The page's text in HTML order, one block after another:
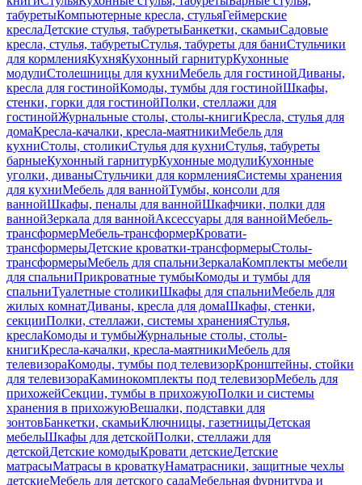
табуретыКомпьютерные кресла, стульяГеймерские
креслаДетские стулья, табуретыБанкетки, скамьиСадовые
кресла, стулья, табуретыСтулья, табуреты для баниСтульчики
для кормленияКухняКухонный гарнитурКухонные
модулиСтолешницы для кухниМебель для гостинойДиваны,
кресла для гостинойКомоды, тумбы для гостинойШкафы,
стенки, горки для гостинойПолки, стеллажи для
гостинойЖурнальные столы, столы-книгиКресла, стулья для
домаКресла-качалки, кресла-маятникиМебель для
кухниСтолы, столикиСтулья для кухниСтулья, табуреты
барныеКухонный гарнитурКухонные модулиКухонные
уголки, диваныСтульчики для кормленияСистемы хранения
для кухниМебель для ваннойТумбы, консоли для
ваннойШкафы, пеналы для ваннойШкафчики, полки для
ваннойЗеркала для ваннойАксессуары для ваннойМебель-
трансформерМебель-трансформерКровати-
трансформерыДетские кроватки-трансформерыСтолы-
трансформерыМебель для спальниЗеркалаКомплекты мебели
для спальниПрикроватные тумбыКомоды и тумбы для
спальниТуалетные столикиШкафы для спальниМебель для
жилых комнатДиваны, кресла для домаШкафы, стенки,
секцииПолки, стеллажи, системы храненияСтулья,
креслаКомоды и тумбыЖурнальные столы, столы-
книгиКресла-качалки, кресла-маятникиМебель для
телевизораКомоды, тумбы под телевизорКронштейны, стойки
для телевизораКаминокомплекты под телевизорМебель для
прихожейСекции, тумбы в прихожуюПолки и системы
хранения в прихожуюВешалки, подставки для
зонтовБанкетки, скамьиКлючницы, газетницыДетская
мебельШкафы для детскойПолки, стеллажи для
детскойДетские комодыКровати детскиеДетские
матрасыМатрасы в кроваткуНаматрасники, защитные чехлы
детскиеМебель для детского садаМебельная фурнитура и